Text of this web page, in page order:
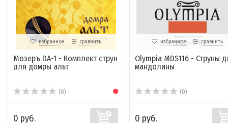
избранное сравнить
Мозеръ DA-1 - Комплект струн
для домры альт
(0)
0 руб.
избранное сравнить
Olympia MDS116 - Струны
мандолины
(0)
0 руб.